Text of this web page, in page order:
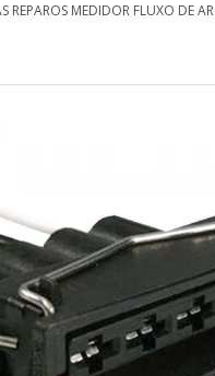
REPAROS MEDIDOR FLUXO DE